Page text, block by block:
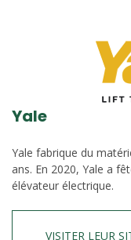
Yale
Yale fabrique du
ans. En 2020, Yale a
élévateur électrique.
VISITER LEUR